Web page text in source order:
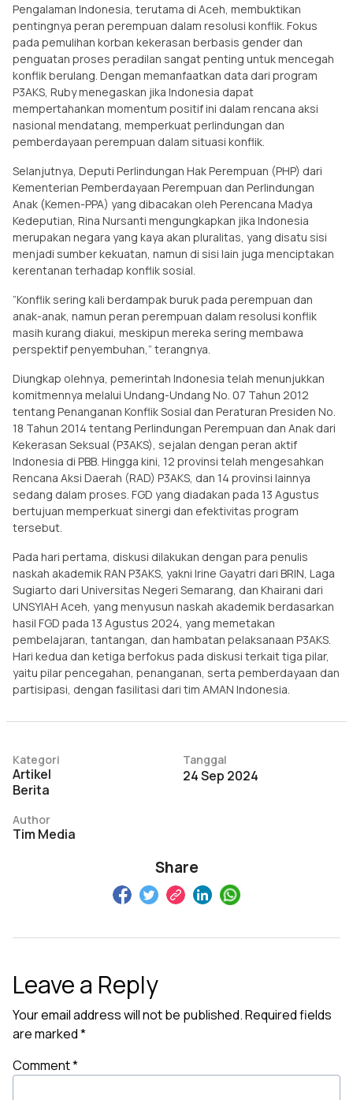
Pengalaman Indonesia, terutama di Aceh, membuktikan
pentingnya peran perempuan dalam resolusi konflik. Fokus
pada pemulihan korban kekerasan berbasis gender dan
penguatan proses peradilan sangat penting untuk mencegah
konflik berulang. Dengan memanfaatkan data dari program
P3AKS, Ruby menegaskan jika Indonesia dapat
mempertahankan momentum positif ini dalam rencana aksi
nasional mendatang, memperkuat perlindungan dan
pemberdayaan perempuan dalam situasi konflik.
Selanjutnya, Deputi Perlindungan Hak Perempuan (PHP) dari
Kementerian Pemberdayaan Perempuan dan Perlindungan
Anak (Kemen-PPA) yang dibacakan oleh Perencana Madya
Kedeputian, Rina Nursanti mengungkapkan jika Indonesia
merupakan negara yang kaya akan pluralitas, yang disatu sisi
menjadi sumber kekuatan, namun di sisi lain juga menciptakan
kerentanan terhadap konflik sosial.
”Konflik sering kali berdampak buruk pada perempuan dan
anak-anak, namun peran perempuan dalam resolusi konflik
masih kurang diakui, meskipun mereka sering membawa
perspektif penyembuhan,” terangnya.
Diungkap olehnya, pemerintah Indonesia telah menunjukkan
komitmennya melalui Undang-Undang No. 07 Tahun 2012
tentang Penanganan Konflik Sosial dan Peraturan Presiden No.
18 Tahun 2014 tentang Perlindungan Perempuan dan Anak dari
Kekerasan Seksual (P3AKS), sejalan dengan peran aktif
Indonesia di PBB. Hingga kini, 12 provinsi telah mengesahkan
Rencana Aksi Daerah (RAD) P3AKS, dan 14 provinsi lainnya
sedang dalam proses. FGD yang diadakan pada 13 Agustus
bertujuan memperkuat sinergi dan efektivitas program
tersebut.
Pada hari pertama, diskusi dilakukan dengan para penulis
naskah akademik RAN P3AKS, yakni Irine Gayatri dari BRIN, Laga
Sugiarto dari Universitas Negeri Semarang, dan Khairani dari
UNSYIAH Aceh, yang menyusun naskah akademik berdasarkan
hasil FGD pada 13 Agustus 2024, yang memetakan
pembelajaran, tantangan, dan hambatan pelaksanaan P3AKS.
Hari kedua dan ketiga berfokus pada diskusi terkait tiga pilar,
yaitu pilar pencegahan, penanganan, serta pemberdayaan dan
partisipasi, dengan fasilitasi dari tim AMAN Indonesia.
Kategori
Artikel
Berita
Tanggal
24 Sep 2024
Author
Tim Media
Share
Leave a Reply
Your email address will not be published.Required fields
are marked*
Comment*